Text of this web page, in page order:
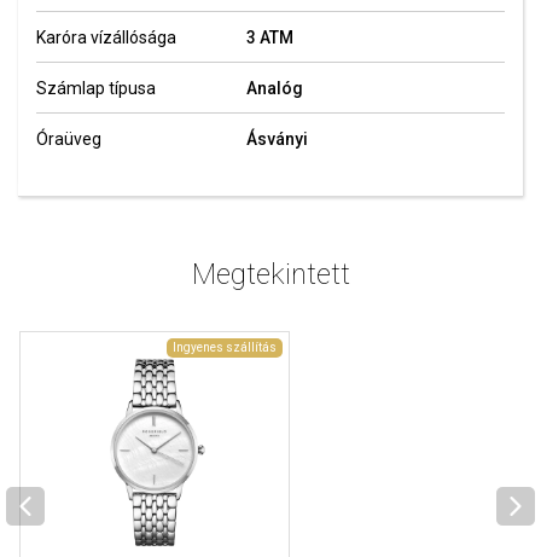
Karóra vízállósága 3 ATM
Számlap típusa Analóg
Óraüveg Ásványi
Megtekintett
Ingyenes szállítás